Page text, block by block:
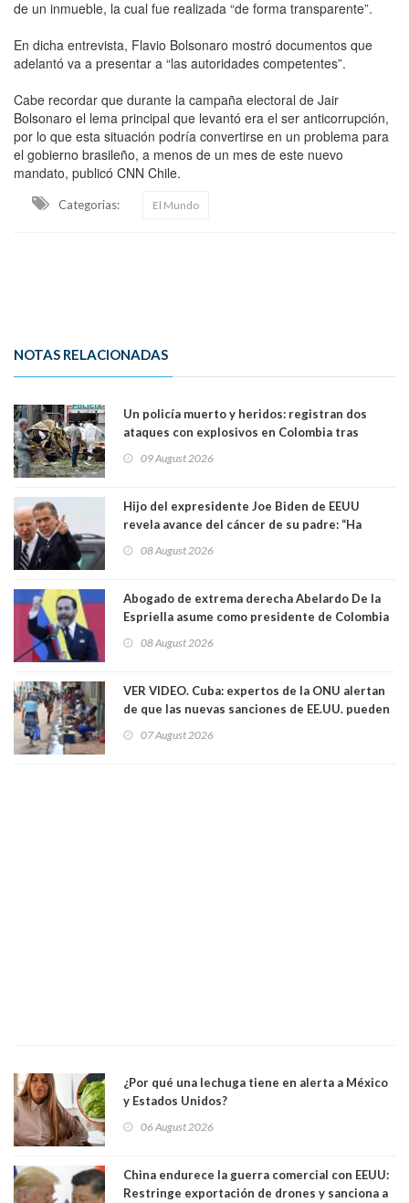
de un inmueble, la cual fue realizada “de forma transparente”.
En dicha entrevista, Flavio Bolsonaro mostró documentos que
adelantó va a presentar a “las autoridades competentes”.
Cabe recordar que durante la campaña electoral de Jair
Bolsonaro el lema principal que levantó era el ser anticorrupción,
por lo que esta situación podría convertirse en un problema para
el gobierno brasileño, a menos de un mes de este nuevo
mandato, publicó CNN Chile.
Categorias: El Mundo
NOTAS RELACIONADAS
Un policía muerto y heridos: registran dos
ataques con explosivos en Colombia tras
09 August 2026
Hijo del expresidente Joe Biden de EEUU
revela avance del cáncer de su padre: “Ha
08 August 2026
Abogado de extrema derecha Abelardo De la
Espriella asume como presidente de Colombia
08 August 2026
VER VIDEO. Cuba: expertos de la ONU alertan
de que las nuevas sanciones de EE.UU. pueden
07 August 2026
¿Por qué una lechuga tiene en alerta a México
y Estados Unidos?
06 August 2026
China endurece la guerra comercial con EEUU:
Restringe exportación de drones y sanciona a